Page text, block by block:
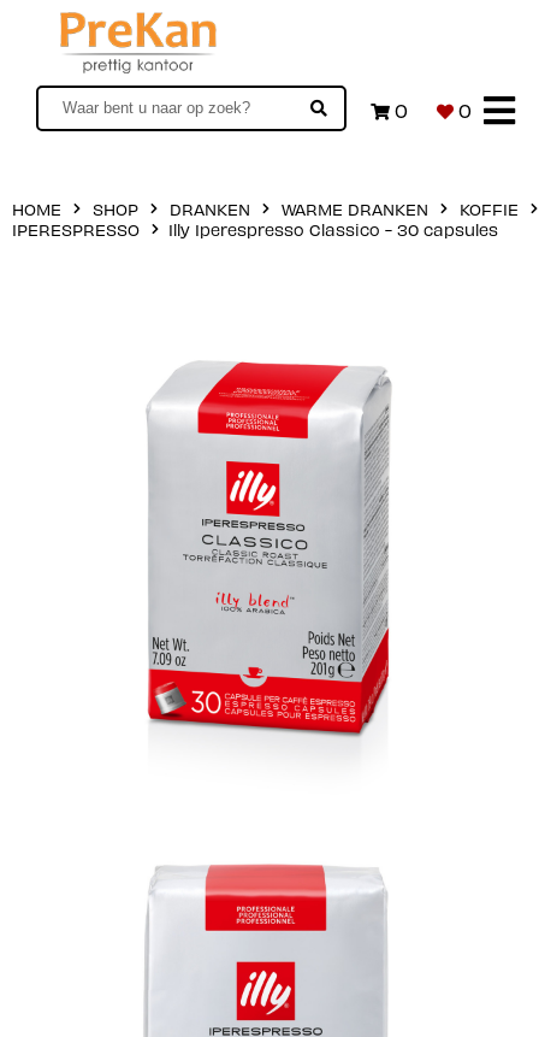
0 0
HOME SHOP DRANKEN WARME DRANKEN
KOFFIE
IPERESPRESSO
Illy Iperespresso Classico - 30 capsules